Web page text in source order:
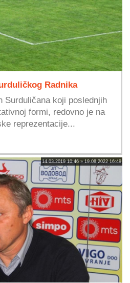
Radnika
Surduličana koji poslednjih
formi, redovno je na
reprezentacije...
14.03.2019 10:46 » 19.08.2022 16:49